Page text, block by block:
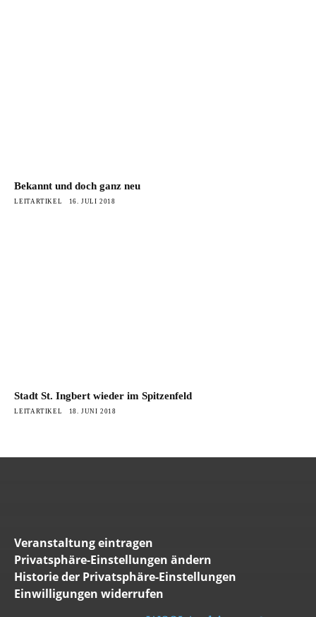
Bekannt und doch ganz neu
LEITARTIKEL 16. JULI 2018
Stadt St. Ingbert wieder im Spitzenfeld
LEITARTIKEL 18. JUNI 2018
Veranstaltung eintragen
Privatsphäre-Einstellungen ändern
Historie der Privatsphäre-Einstellungen
Einwilligungen widerrufen